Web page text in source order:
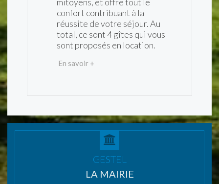
confort contribuant à la
réussite de votre séjour. Au
total, ce sont 4 gîtes qui vous
sont proposés en location.
En savoir +
GESTEL
LA MAIRIE